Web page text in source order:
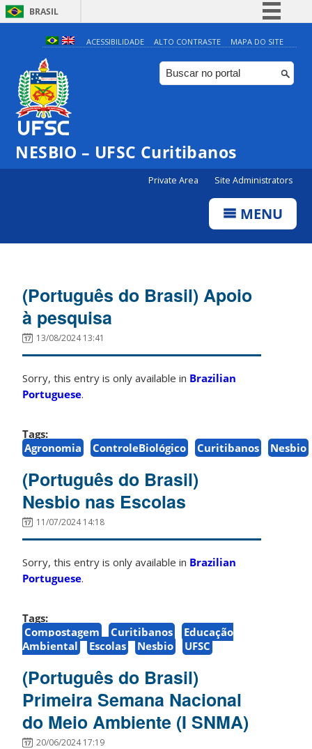
BRASIL
Simplifique!
Comunica BR
Participe
Canais
ACESSIBILIDADE ALTO CONTRASTE MAPA DO SITE
NESBIO – UFSC Curitibanos
Private Area Site Administrators
MENU
(Português do Brasil) Apoio
à pesquisa
13/08/2024 13:41
Sorry, this entry is only available in Brazilian
Portuguese.
Tags:
Agronomia
ControleBiológico Curitibanos Nesbio
(Português do Brasil)
Nesbio nas Escolas
11/07/2024 14:18
Sorry, this entry is only available in Brazilian
Portuguese.
Tags:
Compostagem
Curitibanos
Educação
Ambiental
Escolas Nesbio UFSC
(Português do Brasil)
Primeira Semana Nacional
do Meio Ambiente (I SNMA)
20/06/2024 17:19